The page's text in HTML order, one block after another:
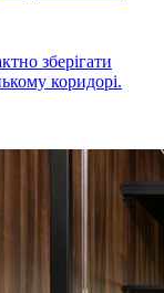
зберігати
коридорі.